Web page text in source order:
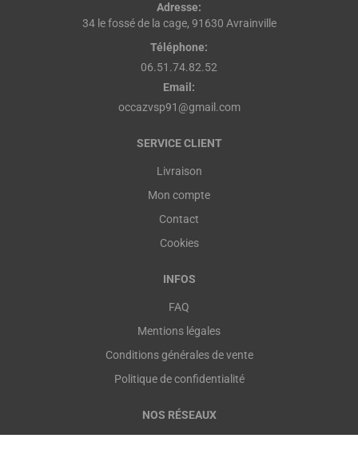
Adresse:
34 le fossé de la cage, 91630 Avrainville
Téléphone:
06.51.74.82.52
Email:
occazvsp91@gmail.com
SERVICE CLIENT
Livraison
Mon compte
Contact
Cookies
INFOS
FAQ
Mentions légales
Conditions générales de vente
Politique de confidentialité
NOS RÉSEAUX